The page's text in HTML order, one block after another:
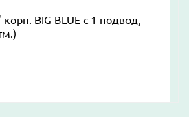
BIG BLUE c 1 подвод,